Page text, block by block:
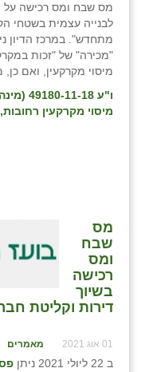
מס שבח ומס רכישה על
לבנייה עצמית בשטחי
מתחדש". במרכז הדיון
"מכירה" של "זכות
מיסוי מקרקעין, ואם כן,
ו"ע
מיסוי מקרקעין רחובות, פס״ד
מס
שבח
ומס
רכישה
בשיוך
דירות וקליטת
01 אוג 2021 מאמרים
ב 22 ליולי 2021 ניתן